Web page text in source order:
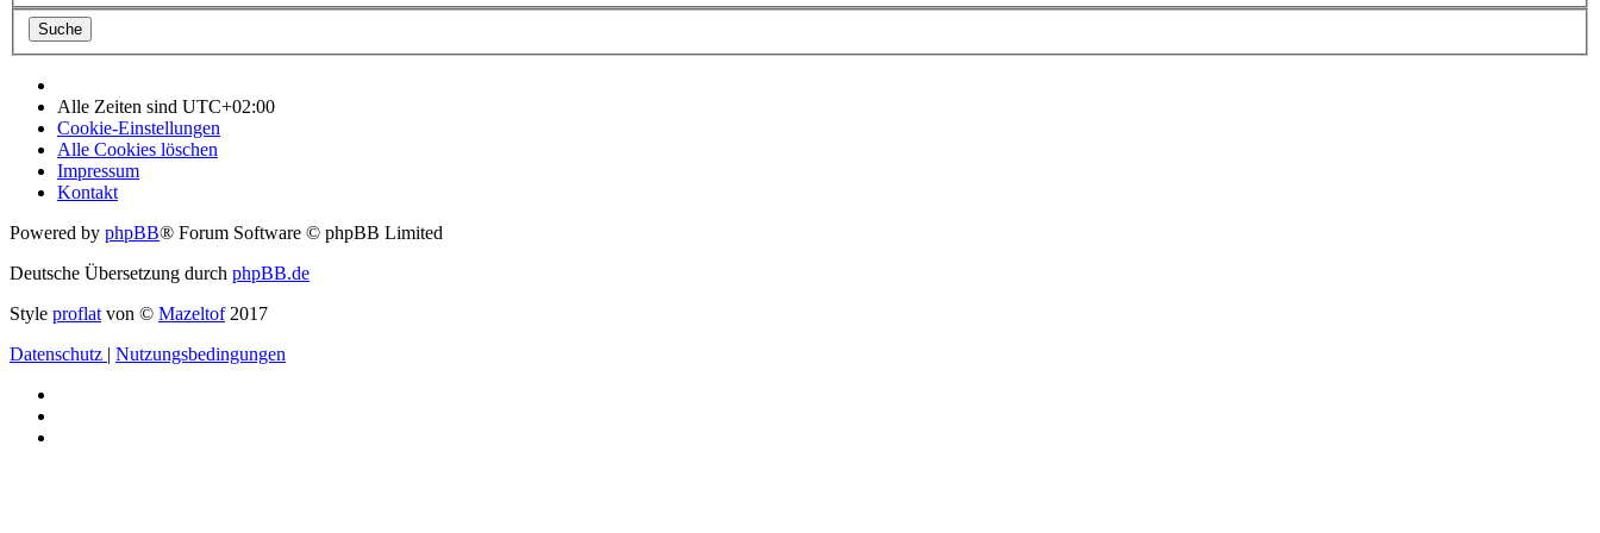
Alle Zeiten sind UTC+02:00
Cookie-Einstellungen
Alle Cookies löschen
Impressum
Kontakt
Powered by phpBB® Forum Software © phpBB Limited
Deutsche Übersetzung durch phpBB.de
Style proflat von © Mazeltof2017
Datenschutz | Nutzungsbedingungen